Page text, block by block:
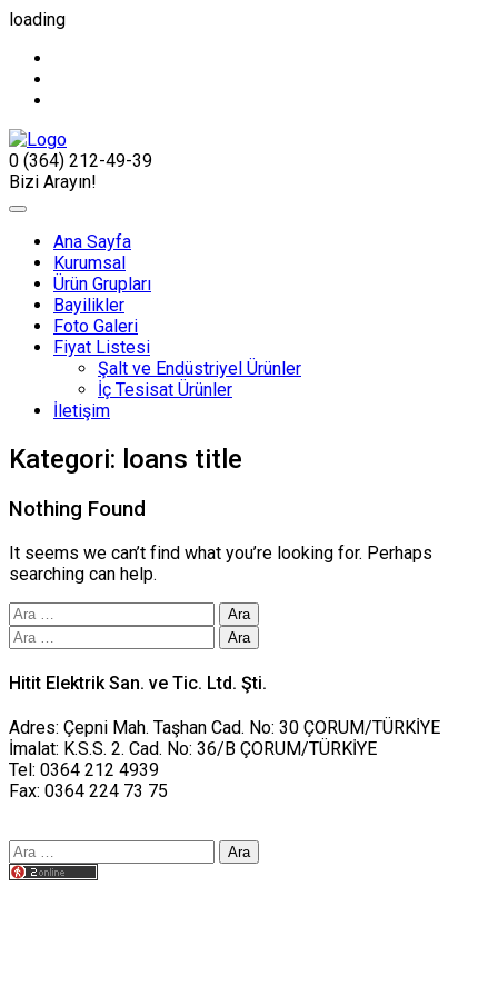
loading
0 (364) 212-49-39
Bizi Arayın!
Ana Sayfa
Kurumsal
Ürün Grupları
Bayilikler
Foto Galeri
Fiyat Listesi
Şalt ve Endüstriyel Ürünler
İç Tesisat Ürünler
İletişim
Kategori: loans title
Nothing Found
It seems we can’t find what you’re looking for. Perhaps
searching can help.
Arama:
Arama:
Hitit Elektrik San. ve Tic. Ltd. Şti.
Adres: Çepni Mah. Taşhan Cad. No: 30 ÇORUM/TÜRKİYE
İmalat: K.S.S. 2. Cad. No: 36/B ÇORUM/TÜRKİYE
Tel: 0364 212 4939
Fax: 0364 224 73 75
Arama: